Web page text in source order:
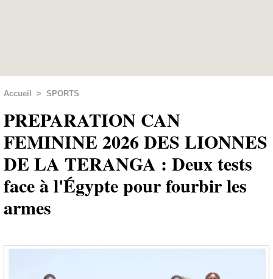
Accueil > SPORTS
PREPARATION CAN
FEMININE 2026 DES LIONNES
DE LA TERANGA : Deux tests
face à l'Égypte pour fourbir les
armes